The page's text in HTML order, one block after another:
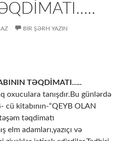
BIR ŞƏRH YAZIN
TƏQDİMATI…..
oxuculara tanışdır.Bu günlərdə
kitabının-“QEYB OLAN
təqdimatı
elm adamları,yazıçı və